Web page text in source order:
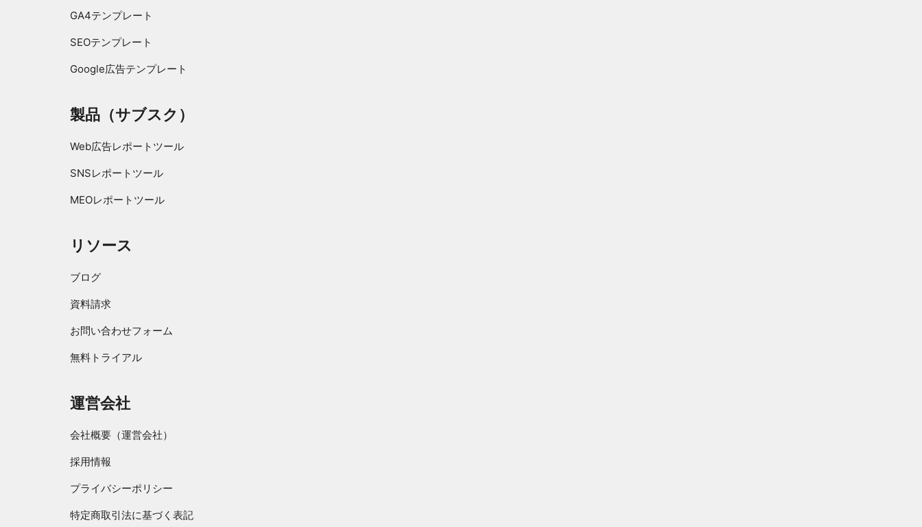
GA4テンプレート
SEOテンプレート
Google広告テンプレート
製品（サブスク）
Web広告レポートツール
SNSレポートツール
MEOレポートツール
リソース
ブログ
資料請求
お問い合わせフォーム
無料トライアル
運営会社
会社概要（運営会社）
採用情報
プライバシーポリシー
特定商取引法に基づく表記